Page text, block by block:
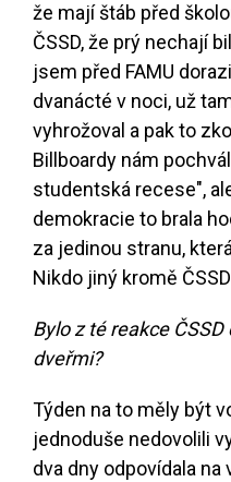
že mají štáb před
ČSSD, že prý nechají
jsem před FAMU
dvanácté v noci, už
vyhrožoval a pak to
Billboardy nám
studentská recese",
demokracie to brala
za jedinou stranu,
Nikdo jiný kromě
Bylo z té reakce
dveřmi?
Týden na to měly být
jednoduše nedovolili
dva dny odpovídala